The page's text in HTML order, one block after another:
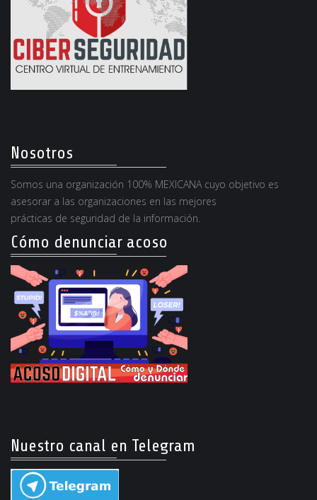
Nosotros
Somos una organización 100% MEXICANA cuyo objetivo es
asesorar a las organizaciones en las mejores
prácticas de seguridad de la información.
Cómo denunciar acoso
Nuestro canal en Telegram